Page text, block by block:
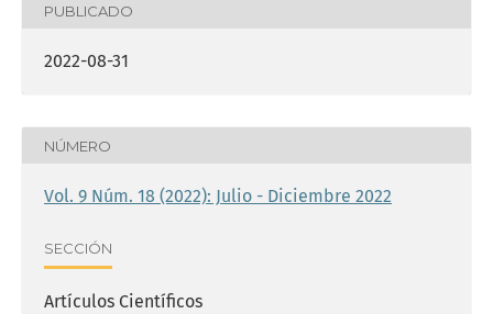
PUBLICADO
2022-08-31
NÚMERO
Vol. 9 Núm. 18 (2022): Julio - Diciembre 2022
SECCIÓN
Artículos Científicos